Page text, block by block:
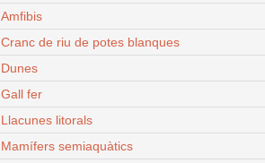
Amfibis
Cranc de riu de potes blanques
Dunes
Gall fer
Llacunes litorals
Mamífers semiaquàtics